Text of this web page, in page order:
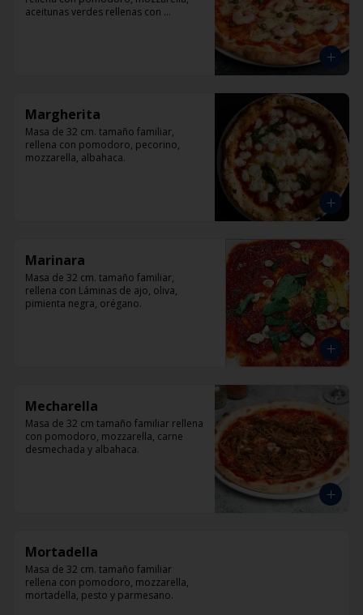
aceitunas verdes rellenas con
Margherita
Masa de 32 cm. tamaño familiar,
rellena con pomodoro, pecorino,
mozzarella, albahaca.
Marinara
Masa de 32 cm. tamaño familiar,
rellena con Láminas de ajo, oliva,
pimienta negra, orégano.
Mecharella
Masa de 32 cm tamaño familiar rellena
con pomodoro, mozzarella, carne
desmechada y albahaca.
Mortadella
Masa de 32 cm. tamaño familiar
rellena con pomodoro, mozzarella,
mortadella, pesto y parmesano.